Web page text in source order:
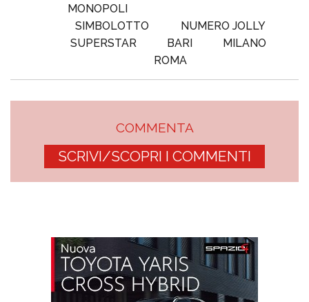
MONOPOLI
SIMBOLOTTO
NUMERO JOLLY
SUPERSTAR
BARI
MILANO
ROMA
COMMENTA
SCRIVI/SCOPRI I COMMENTI